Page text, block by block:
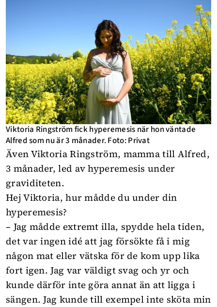
Viktoria Ringström fick hyperemesis när hon väntade
Alfred som nu är 3 månader. Foto: Privat
Även Viktoria Ringström, mamma till Alfred,
3 månader, led av hyperemesis under
graviditeten.
Hej Viktoria, hur mådde du under din
hyperemesis?
– Jag mådde extremt illa, spydde hela tiden,
det var ingen idé att jag försökte få i mig
någon mat eller vätska för de kom upp lika
fort igen. Jag var väldigt svag och yr och
kunde därför inte göra annat än att ligga i
sängen. Jag kunde till exempel inte sköta min